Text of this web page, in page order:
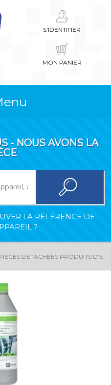
S'IDENTIFIER
MON PANIER
- NOUS AVONS LA
LA RÉFÉRENCE DE
?
DÉTACHÉES PRODUITS